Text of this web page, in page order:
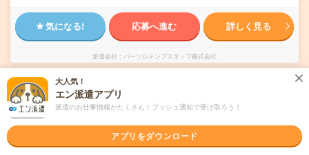
気になる! 応募へ進む 詳しく見る
派遣会社 パーソルテンプスタッフ株式会社
未読 掲載日 2026/08/06
2000円＊月収31万！＜子会社の日次～月次＞
経験活かしてスキルUP
大人気！
エン派遣アプリ
派遣のお仕事情報がたくさん！プッシュ通知で受け取ろう！
アプリをダウンロード